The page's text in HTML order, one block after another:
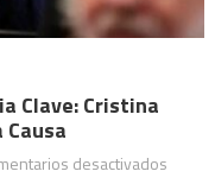
Clave: Cristina
desactivadosen